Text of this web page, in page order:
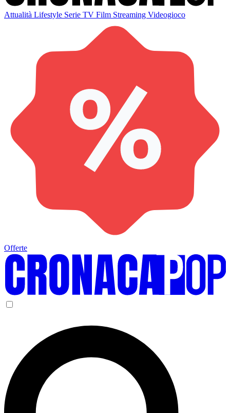
Attualità Lifestyle Serie TV Film Streaming Videogioco
Offerte